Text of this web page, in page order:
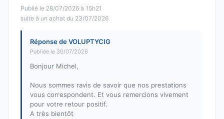
Publié le 28/07/2026 à 15h21
suite à un achat du 23/07/2026
Réponse de VOLUPTYCIG
Publiée le 30/07/2026
Bonjour Michel,
Nous sommes ravis de savoir que nos prestations
vous correspondent. Et vous remercions vivement
pour votre retour positif.
A très bientôt